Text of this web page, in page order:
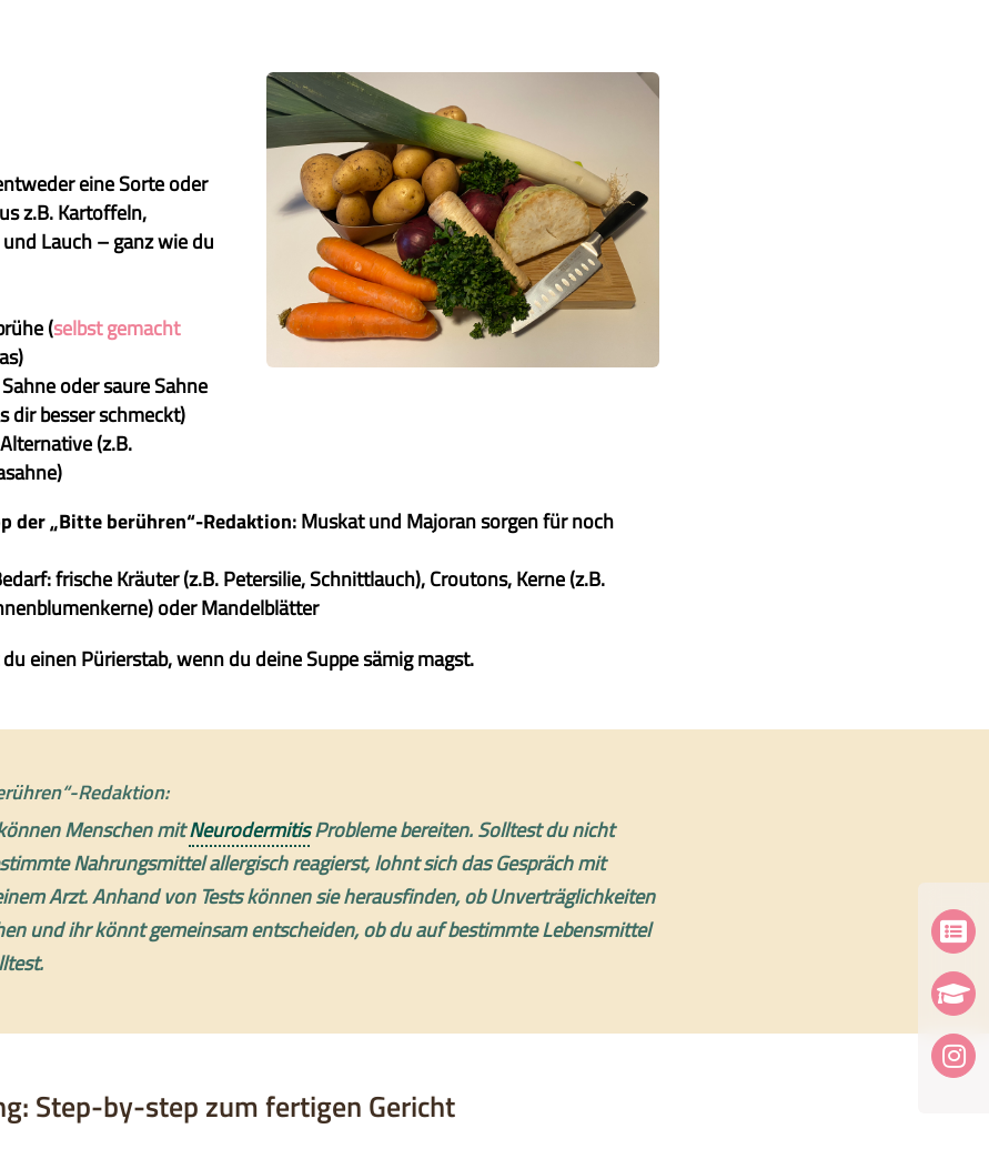
eine Sorte oder
z.B. Kartoffeln,
Lauch – ganz wie du
(selbst gemacht
oder saure Sahne
dir besser schmeckt)
(z.B.
der „Bitte berühren“-Redaktion: Muskat und Majoran sorgen für noch
frische Kräuter (z.B. Petersilie, Schnittlauch), Croutons, Kerne (z.B.
oder Mandelblätter
einen Pürierstab, wenn du deine Suppe sämig magst.
Redaktion:
Menschen mitNeurodermitisProbleme bereiten. Solltest du nicht
Nahrungsmittel allergisch reagierst, lohnt sich das Gespräch mit
Arzt. Anhand von Tests können sie herausfinden, ob Unverträglichkeiten
und ihr könnt gemeinsam entscheiden, ob du auf bestimmte Lebensmittel
Step-by-step zum fertigen Gericht